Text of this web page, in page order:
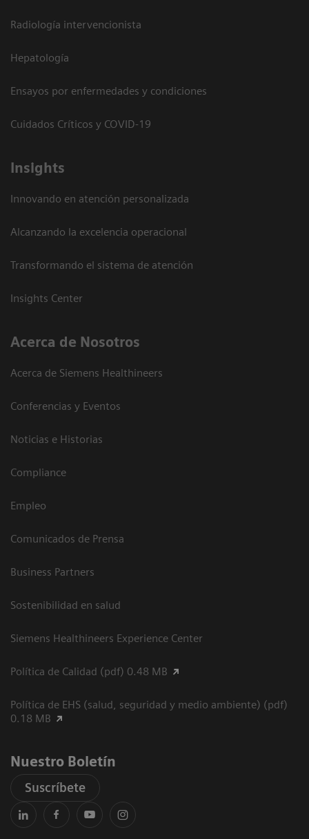
Radiología intervencionista
Hepatología
Ensayos por enfermedades y condiciones
Cuidados Críticos y COVID-19
Insights
Innovando en atención personalizada
Alcanzando la excelencia operacional
Transformando el sistema de atención
Insights Center
Acerca de Nosotros
Acerca de Siemens Healthineers
Conferencias y Eventos
Noticias e Historias
Compliance
Empleo
Comunicados de Prensa
Business Partners
Sostenibilidad en salud
Siemens Healthineers Experience Center
Política de Calidad (pdf) 0.48 MB
Política de EHS (salud, seguridad y medio ambiente) (pdf)
0.18 MB
Nuestro Boletín
Suscríbete